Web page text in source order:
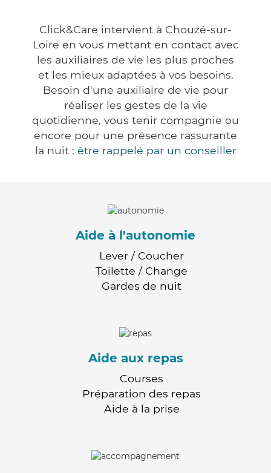
Click&Care intervient à Chouzé-sur-
Loire en vous mettant en contact avec
les auxiliaires de vie les plus proches
et les mieux adaptées à vos besoins.
Besoin d'une auxiliaire de vie pour
réaliser les gestes de la vie
quotidienne, vous tenir compagnie ou
encore pour une présence rassurante
la nuit : être rappelé par un conseiller
Aide à l'autonomie
Lever / Coucher
Toilette / Change
Gardes de nuit
Aide aux repas
Courses
Préparation des repas
Aide à la prise